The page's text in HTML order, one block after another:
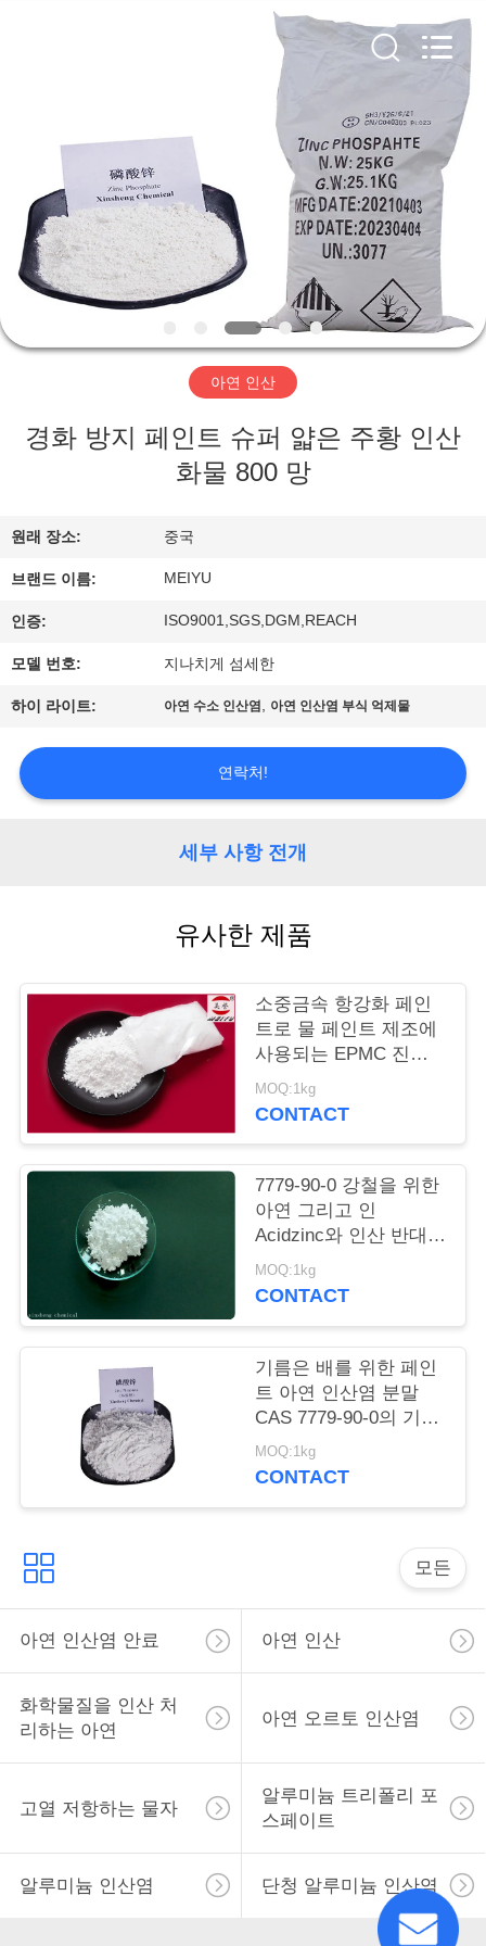
품
비
디
관
한
것
공
품
저
연
락
을
요
청
하
십
시
사
이
아연 인산
경화 방지 페인트 슈퍼 얇은 주황 인산
화물 800 망
원래 장소: 중국
브랜드 이름: MEIYU
인증: ISO9001,SGS,DGM,REACH
모델 번호: 지나치게 섬세한
하이 라이트: 아연 수소 인산염 , 아연 인산염 부식 억제물
연락처!
세부 사항 전개
유사한 제품
소중금속 항강화 페인
트로 물 페인트 제조에
사용되는 EPMC 진크
포스파트
MOQ:1kg
CONTACT
7779-90-0 강철을 위한
아연 그리고 인
Acidzinc와 인산 반대로
부식성 페인트
MOQ:1kg
CONTACT
기름은 배를 위한 페인
트 아연 인산염 분말
CAS 7779-90-0의 기초
를 두고 강철 구조물은
보호합니다
MOQ:1kg
CONTACT
모든
아연 인산염 안료 아연 인산
화학물질을 인산 처
리하는 아연
아연 오르토 인산염
고열 저항하는 물자
알루미늄 트리폴리 포
스페이트
알루미늄 인산염 단청 알루미늄 인산염